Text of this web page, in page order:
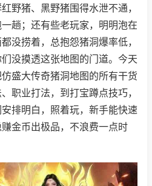
野猪、黑野猪围得水泄不通，
趟；还有些老玩家，明明泡在
没捞着，总抱怨猪洞爆率低，
没摸透这张地图的门道。今天
盛大传奇猪洞地图的所有干货
职业打法，到打宝蹲点技巧，
排明白，照着玩，新手能快速
金币出极品，不浪费一点时